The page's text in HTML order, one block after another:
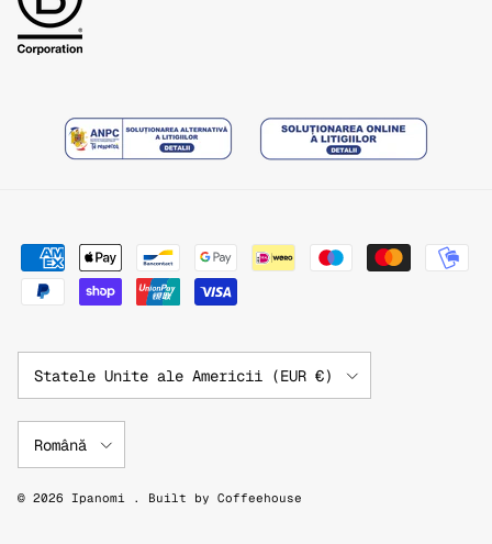
Statele Unite ale Americii (EUR €)
Română
© 2026 Ipanomi . Built by Coffeehouse